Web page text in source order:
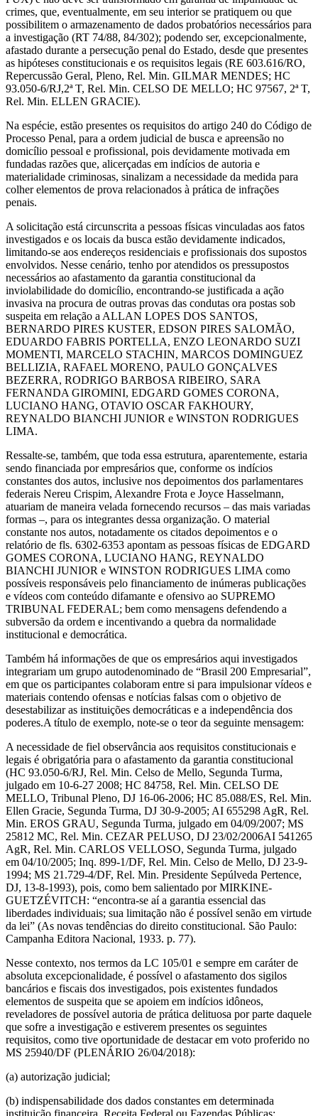
crimes, que, eventualmente, em seu interior se pratiquem ou que
possibilitem o armazenamento de dados probatórios necessários para
a investigação (RT 74/88, 84/302); podendo ser, excepcionalmente,
afastado durante a persecução penal do Estado, desde que presentes
as hipóteses constitucionais e os requisitos legais (RE 603.616/RO,
Repercussão Geral, Pleno, Rel. Min. GILMAR MENDES; HC
93.050-6/RJ,2ª T, Rel. Min. CELSO DE MELLO; HC 97567, 2ª T,
Rel. Min. ELLEN GRACIE).
Na espécie, estão presentes os requisitos do artigo 240 do Código de
Processo Penal, para a ordem judicial de busca e apreensão no
domicílio pessoal e profissional, pois devidamente motivada em
fundadas razões que, alicerçadas em indícios de autoria e
materialidade criminosas, sinalizam a necessidade da medida para
colher elementos de prova relacionados à prática de infrações
penais.
A solicitação está circunscrita a pessoas físicas vinculadas aos fatos
investigados e os locais da busca estão devidamente indicados,
limitando-se aos endereços residenciais e profissionais dos supostos
envolvidos. Nesse cenário, tenho por atendidos os pressupostos
necessários ao afastamento da garantia constitucional da
inviolabilidade do domicílio, encontrando-se justificada a ação
invasiva na procura de outras provas das condutas ora postas sob
suspeita em relação a ALLAN LOPES DOS SANTOS,
BERNARDO PIRES KUSTER, EDSON PIRES SALOMÃO,
EDUARDO FABRIS PORTELLA, ENZO LEONARDO SUZI
MOMENTI, MARCELO STACHIN, MARCOS DOMINGUEZ
BELLIZIA, RAFAEL MORENO, PAULO GONÇALVES
BEZERRA, RODRIGO BARBOSA RIBEIRO, SARA
FERNANDA GIROMINI, EDGARD GOMES CORONA,
LUCIANO HANG, OTAVIO OSCAR FAKHOURY,
REYNALDO BIANCHI JUNIOR e WINSTON RODRIGUES
LIMA.
Ressalte-se, também, que toda essa estrutura, aparentemente, estaria
sendo financiada por empresários que, conforme os indícios
constantes dos autos, inclusive nos depoimentos dos parlamentares
federais Nereu Crispim, Alexandre Frota e Joyce Hasselmann,
atuariam de maneira velada fornecendo recursos – das mais variadas
formas –, para os integrantes dessa organização. O material
constante nos autos, notadamente os citados depoimentos e o
relatório de fls. 6302-6353 apontam as pessoas físicas de EDGARD
GOMES CORONA, LUCIANO HANG, REYNALDO
BIANCHI JUNIOR e WINSTON RODRIGUES LIMA como
possíveis responsáveis pelo financiamento de inúmeras publicações
e vídeos com conteúdo difamante e ofensivo ao SUPREMO
TRIBUNAL FEDERAL; bem como mensagens defendendo a
subversão da ordem e incentivando a quebra da normalidade
institucional e democrática.
Também há informações de que os empresários aqui investigados
integrariam um grupo autodenominado de “Brasil 200 Empresarial”,
em que os participantes colaboram entre si para impulsionar vídeos e
materiais contendo ofensas e notícias falsas com o objetivo de
desestabilizar as instituições democráticas e a independência dos
poderes.A título de exemplo, note-se o teor da seguinte mensagem:
A necessidade de fiel observância aos requisitos constitucionais e
legais é obrigatória para o afastamento da garantia constitucional
(HC 93.050-6/RJ, Rel. Min. Celso de Mello, Segunda Turma,
julgado em 10-6-27 2008; HC 84758, Rel. Min. CELSO DE
MELLO, Tribunal Pleno, DJ 16-06-2006; HC 85.088/ES, Rel. Min.
Ellen Gracie, Segunda Turma, DJ 30-9-2005; AI 655298 AgR, Rel.
Min. EROS GRAU, Segunda Turma, julgado em 04/09/2007; MS
25812 MC, Rel. Min. CEZAR PELUSO, DJ 23/02/2006AI 541265
AgR, Rel. Min. CARLOS VELLOSO, Segunda Turma, julgado
em 04/10/2005; Inq. 899-1/DF, Rel. Min. Celso de Mello, DJ 23-9-
1994; MS 21.729-4/DF, Rel. Min. Presidente Sepúlveda Pertence,
DJ, 13-8-1993), pois, como bem salientado por MIRKINE-
GUETZÉVITCH: “encontra-se aí a garantia essencial das
liberdades individuais; sua limitação não é possível senão em virtude
da lei” (As novas tendências do direito constitucional. São Paulo:
Campanha Editora Nacional, 1933. p. 77).
Nesse contexto, nos termos da LC 105/01 e sempre em caráter de
absoluta excepcionalidade, é possível o afastamento dos sigilos
bancários e fiscais dos investigados, pois existentes fundados
elementos de suspeita que se apoiem em indícios idôneos,
reveladores de possível autoria de prática delituosa por parte daquele
que sofre a investigação e estiverem presentes os seguintes
requisitos, como tive oportunidade de destacar em voto proferido no
MS 25940/DF (PLENÁRIO 26/04/2018):
(a) autorização judicial;
(b) indispensabilidade dos dados constantes em determinada
instituição financeira, Receita Federal ou Fazendas Públicas;